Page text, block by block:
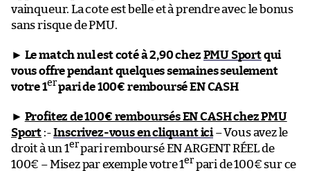
vainqueur. La cote est belle et à prendre avec le bonus
sans risque de PMU.
► Le match nul est coté à 2,90 chez PMU Sportqui
vous offre pendant quelques semaines seulement
votre 1erpari de 100€ remboursé EN CASH
► Profitez de 100€ remboursés EN CASH chez PMU
Sport :-Inscrivez-vous en cliquant ici– Vous avez le
droit à un 1erpari remboursé EN ARGENT RÉEL de
100€ – Misez par exemple votre 1er pari de 100€ sur ce